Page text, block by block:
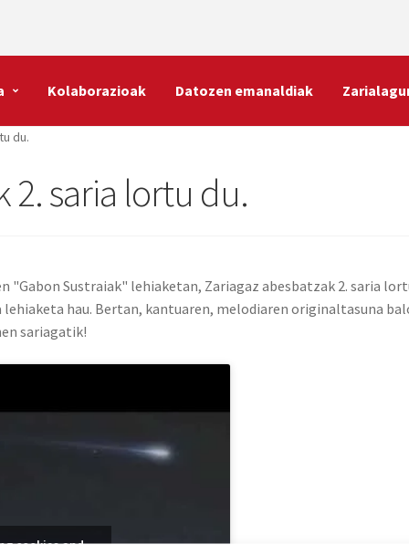
Kolaborazioak Datozen emanaldiak
du.
2. saria lortu du.
Sustraiak" lehiaketan, Zariagaz abesbatzak 2. saria
hau. Bertan, kantuaren, melodiaren originaltasuna
sariagatik!
cookies and